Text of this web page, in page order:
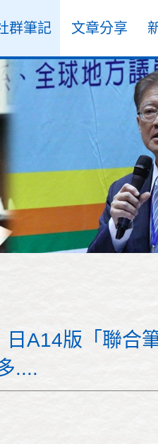
群筆記 文章分享
A14版「聯合
....